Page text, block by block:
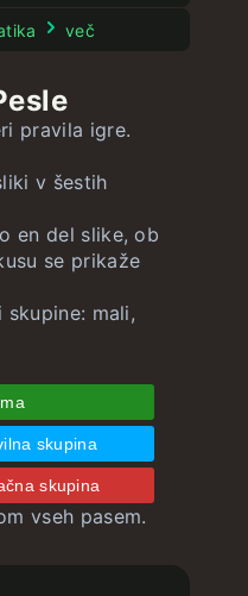
več
pravila igre.
v šestih
en del slike, ob
se prikaže
mali,
skupina
skupina
vseh pasem.